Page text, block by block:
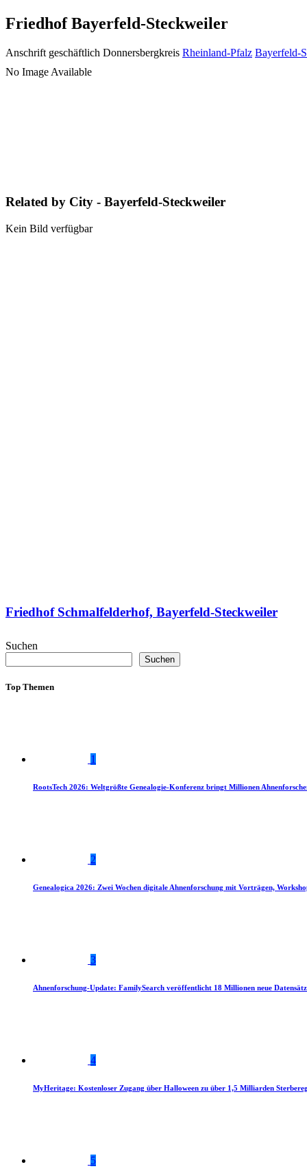
Friedhof Bayerfeld-Steckweiler
Anschrift geschäftlich Donnersbergkreis Rheinland-Pfalz Bayerfeld-
No Image Available
Related by City - Bayerfeld-Steckweiler
Kein Bild verfügbar
Friedhof Schmalfelderhof, Bayerfeld-Steckweiler
Suchen
Suchen
Top Themen
1
RootsTech 2026: Weltgrößte Genealogie-Konferenz bringt Millionen
2
Genealogica 2026: Zwei Wochen digitale Ahnenforschung mit Vorträgen,
3
Ahnenforschung-Update: FamilySearch veröffentlicht 18 Millionen neue
4
MyHeritage: Kostenloser Zugang über Halloween zu über 1,5 Milliarden
5